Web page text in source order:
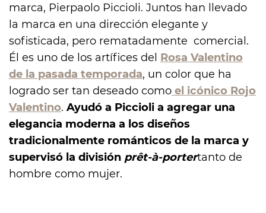
marca, Pierpaolo Piccioli. Juntos han llevado
la marca en una dirección elegante y
sofisticada, pero rematadamente comercial.
Él es uno de los artífices del Rosa Valentino
de la pasada temporada, un color que ha
logrado ser tan deseado como el icónico Rojo
Valentino. Ayudó a Piccioli a agregar una
elegancia moderna a los diseños
tradicionalmente románticos de la marca y
supervisó la división prêt-à-portertanto de
hombre como mujer.